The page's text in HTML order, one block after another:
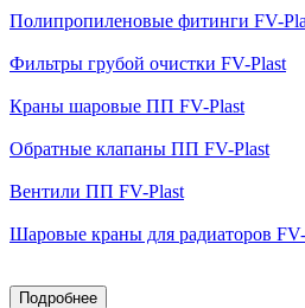
Полипропиленовые фитинги FV-
Фильтры грубой очистки FV-Plast
Краны шаровые ПП FV-Plast
Обратные клапаны ПП FV-Plast
Вентили ПП FV-Plast
Шаровые краны для радиаторов
Подробнее